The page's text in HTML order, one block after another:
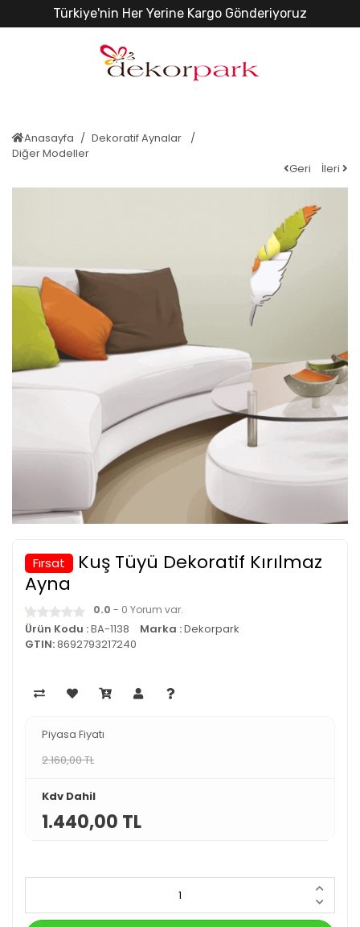
Türkiye'nin Her Yerine Kargo Gönderiyoruz
Anasayfa
Dekoratif Aynalar
Diğer Modeller
Geri
İleri
Fırsat
Kuş Tüyü Dekoratif Kırılmaz
Ayna
0.0 - 0 Yorum var.
Ürün Kodu :BA-1138 Marka :Dekorpark
GTIN:8692793217240
Piyasa Fiyatı
2.160,00 TL
Kdv Dahil
1.440,00 TL